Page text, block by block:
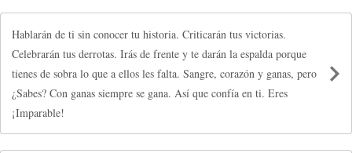
Hablarán de ti sin conocer tu historia. Criticarán tus victorias.
Celebrarán tus derrotas. Irás de frente y te darán la espalda porque
tienes de sobra lo que a ellos les falta. Sangre, corazón y ganas, pero
¿Sabes? Con ganas siempre se gana. Así que confía en ti. Eres
¡Imparable!